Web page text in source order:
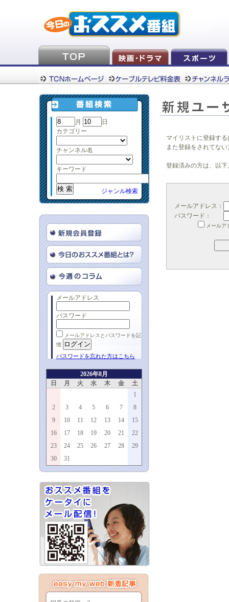
月
日
カテゴリー
チャンネル名
キーワード
ジャンル検索
メールアドレス
パスワード
メールアドレスとパスワードを記
憶
パスワードを忘れた方はこちら
2026年8月
日
月 火 水 木 金
土
1
2
3 4 5 6 7
8
9
10 11 12 13 14
15
16
17 18 19 20 21
22
23
24 25 26 27 28
29
30
31
マイリストに登録す
また登録をされてな
登録済みの方は、以
メールアドレス：
パスワード：
メールア